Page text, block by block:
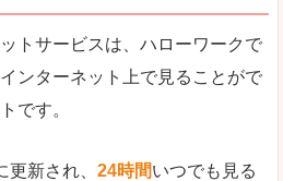
トサービスは、ハローワークで
ンターネット上で見ることがで
です。
更新され、 24時間いつでも見る